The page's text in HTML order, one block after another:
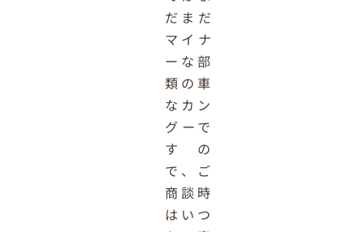
だまだ
マイナ
ーな部
類の車
なカン
グーで
すの
で、ご
商談時
はいつ